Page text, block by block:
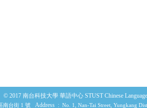
© 2017 南台科技大學 華語中心 STUST Chinese
南台街 1 號 Address : No. 1, Nan-Tai Street, Yungkang